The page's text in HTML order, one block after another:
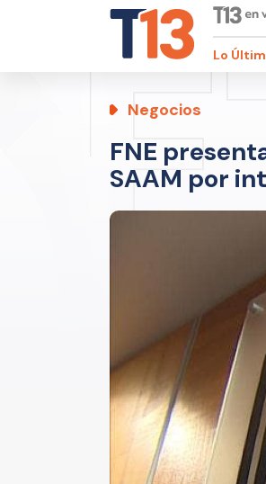
Lo
Negocios
FNE
SAAM por